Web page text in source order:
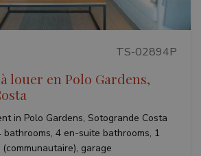
TS-02894P
louer en Polo Gardens,
in Polo Gardens, Sotogrande Costa
4 en-suite bathrooms, 1
garage